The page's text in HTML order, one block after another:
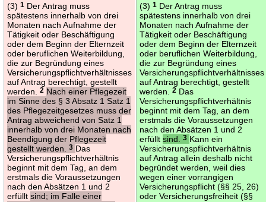
(3)1 Der Antrag muss
spätestens innerhalb von drei
Monaten nach Aufnahme der
Tätigkeit oder Beschäftigung
oder dem Beginn der Elternzeit
oder beruflichen Weiterbildung,
die zur Begründung eines
Versicherungspflichtverhältnisses
auf Antrag berechtigt, gestellt
werden.2 Nach einer Pflegezeit
im Sinne des § 3 Absatz 1 Satz 1
des Pflegezeitgesetzes muss der
Antrag abweichend von Satz 1
innerhalb von drei Monaten nach
Beendigung der Pflegezeit
gestellt werden.3 Das
Versicherungspflichtverhältnis
beginnt mit dem Tag, an dem
erstmals die Voraussetzungen
nach den Absätzen 1 und 2
erfülltsind; im Falle einer
(3)1 Der Antrag muss
spätestens innerhalb von drei
Monaten nach Aufnahme der
Tätigkeit oder Beschäftigung
oder dem Beginn der Elternzeit
oder beruflichen Weiterbildung,
die zur Begründung eines
Versicherungspflichtverhältnisses
auf Antrag berechtigt, gestellt
werden.2 Das
Versicherungspflichtverhältnis
beginnt mit dem Tag, an dem
erstmals die Voraussetzungen
nach den Absätzen 1 und 2
erfülltsind.3 Kann ein
Versicherungspflichtverhältnis
auf Antrag allein deshalb nicht
begründet werden, weil dies
wegen einer vorrangigen
Versicherungspflicht (§§ 25, 26)
oder Versicherungsfreiheit (§§